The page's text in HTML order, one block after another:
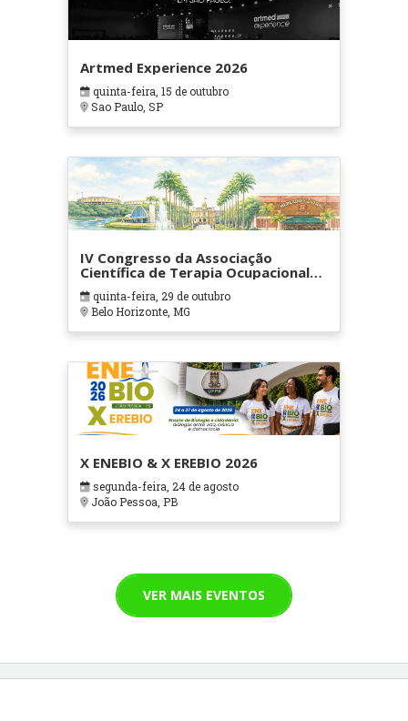
Artmed Experience 2026
quinta-feira, 15 de outubro
Sao Paulo, SP
IV Congresso da Associação
Científica de Terapia Ocupacional
em Contextos Hospitalares e
Cuidados Paliativos - ATOHOSP
quinta-feira, 29 de outubro
Belo Horizonte, MG
X ENEBIO & X EREBIO 2026
segunda-feira, 24 de agosto
João Pessoa, PB
VER MAIS EVENTOS